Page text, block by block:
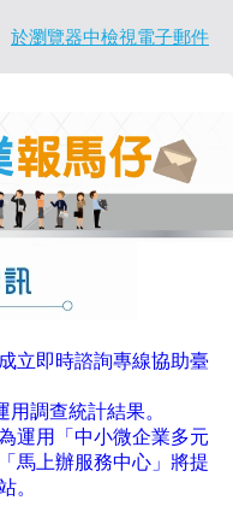
於瀏覽器中檢視電子郵件
立即時諮詢專線協助臺
調查統計結果。
運用「中小微企業多元
馬上辦服務中心」將提
。